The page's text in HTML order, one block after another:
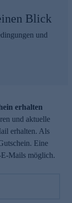
Blick
und
erhalten
und aktuelle
erhalten. Als
Eine
Mails möglich.